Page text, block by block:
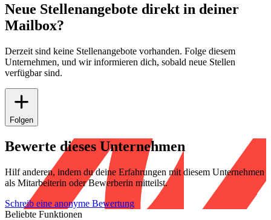
Neue Stellenangebote direkt in deiner
Mailbox?
Derzeit sind keine Stellenangebote vorhanden. Folge diesem
Unternehmen, und wir informieren dich, sobald neue Stellen
verfügbar sind.
Folgen
Bewerte dieses Unternehmen
Hilf anderen, indem du deine Erfahrungen mit diesem Unternehmen
als Mitarbeiterin oder Bewerberin mitteilst.
Schreib eine anonyme Bewertung
Beliebte Funktionen